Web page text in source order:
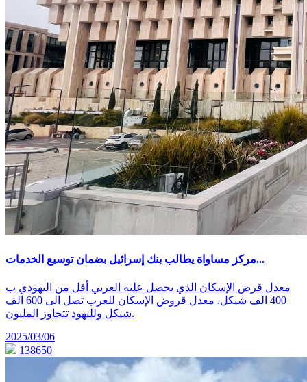
مركز مساواة يطالب بنك إسرائيل بضمان توسيع الخدمات...
معدل قرض الإسكان الذي يحصل عليه العربي أقل من اليهودي ب
400 الف شيكل. معدل قروض الإسكان للعرب تصل الى 600 الف
شيكل ولليهود تتجاوز المليون.
2025/03/06
138650